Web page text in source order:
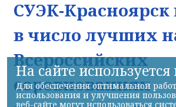
СУЭК-
в число лучших
Всероссийских
соревнованиях
На сайте
Для обеспечения оптимальной
использования и улучшения
веб-сайте могут использоваться